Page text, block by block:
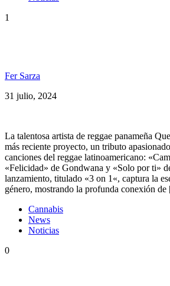
1
Fer Sarza
31 julio, 2024
La talentosa artista de reggae panameña
más reciente proyecto, un tributo
canciones del reggae latinoamericano:
«Felicidad» de Gondwana y «Solo por ti»
lanzamiento, titulado «3 on 1«, captura la
género, mostrando la profunda conexión
Cannabis
News
Noticias
0